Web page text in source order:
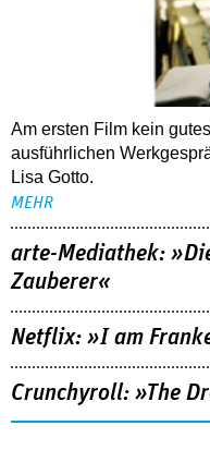
Am ersten Film kein
ausführlichen
Lisa Gotto.
MEHR
arte-Mediathek:
Zauberer«
Netflix: »I am
Crunchyroll: »The